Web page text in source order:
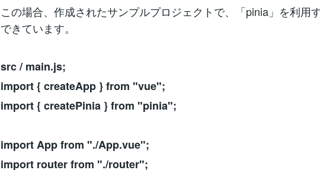
この場合、作成されたサンプルプロジェクトで、「pinia」を利用
できています。
src / main.js;
import { createApp } from "vue";
import { createPinia } from "pinia";
import App from "./App.vue";
import router from "./router";